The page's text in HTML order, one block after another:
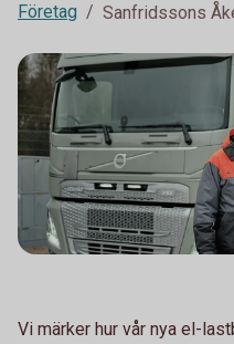
Företag Sanfridssons
Vi märker hur vår nya el-